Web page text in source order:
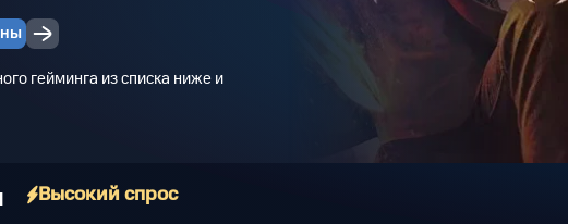
гейминга из списка ниже и
Высокий спрос